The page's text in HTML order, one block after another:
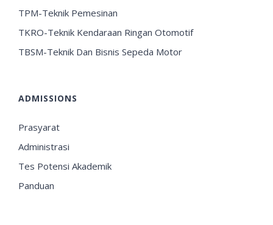
TPM-Teknik Pemesinan
TKRO-Teknik Kendaraan Ringan Otomotif
TBSM-Teknik Dan Bisnis Sepeda Motor
ADMISSIONS
Prasyarat
Administrasi
Tes Potensi Akademik
Panduan